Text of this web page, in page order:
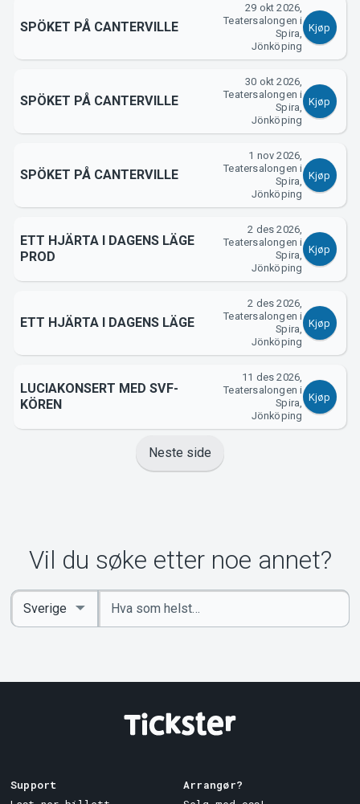
SPÖKET PÅ CANTERVILLE
29 okt 2026,
Teatersalongen i
Spira,
Jönköping
Kjøp
SPÖKET PÅ CANTERVILLE
30 okt 2026,
Teatersalongen i
Spira,
Jönköping
Kjøp
SPÖKET PÅ CANTERVILLE
1 nov 2026,
Teatersalongen i
Spira,
Jönköping
Kjøp
ETT HJÄRTA I DAGENS LÄGE
PROD
2 des 2026,
Teatersalongen i
Spira,
Jönköping
Kjøp
ETT HJÄRTA I DAGENS LÄGE
2 des 2026,
Teatersalongen i
Spira,
Jönköping
Kjøp
LUCIAKONSERT MED SVF-
KÖREN
11 des 2026,
Teatersalongen i
Spira,
Jönköping
Kjøp
Neste side
Vil du søke etter noe annet?
Angi
nøkkelord
Select
Country
Support
Arrangør?